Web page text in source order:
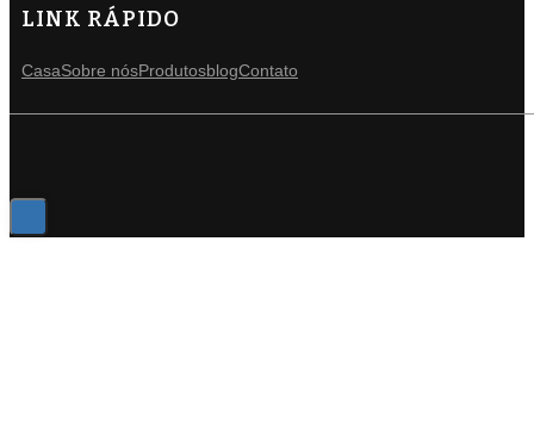
LINK RÁPIDO
CasaSobre nósProdutosblogContato